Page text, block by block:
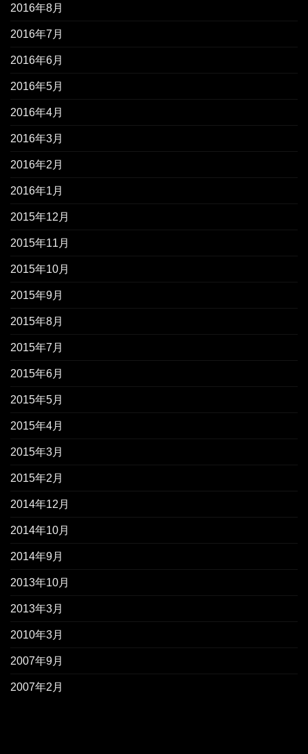
2016年8月
2016年7月
2016年6月
2016年5月
2016年4月
2016年3月
2016年2月
2016年1月
2015年12月
2015年11月
2015年10月
2015年9月
2015年8月
2015年7月
2015年6月
2015年5月
2015年4月
2015年3月
2015年2月
2014年12月
2014年10月
2014年9月
2013年10月
2013年3月
2010年3月
2007年9月
2007年2月